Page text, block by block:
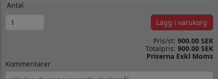
Antal
Lägg i varukorg
Pris/st: 900.00 SEK
Totalpris: 900.00 SEK
Priserna Exkl Moms
Kommentarer